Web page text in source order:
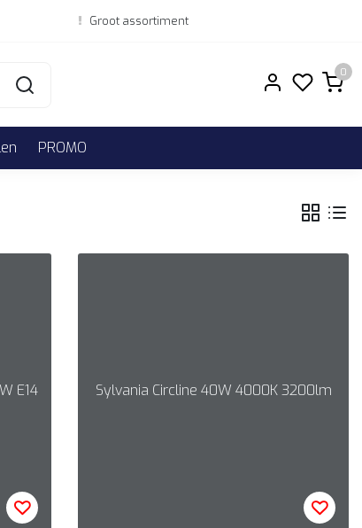
Groot assortiment
0
PROMO
E14 Sylvania Circline 40W 4000K 3200lm